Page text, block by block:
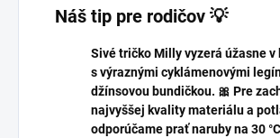
Náš tip pre rodičov 💡
Sivé tričko Milly vyzerá úžasne v
s výraznými cyklámenovými
džínsovou bundičkou. 🎀 Pre
najvyššej kvality materiálu a
odporúčame prať naruby na 30